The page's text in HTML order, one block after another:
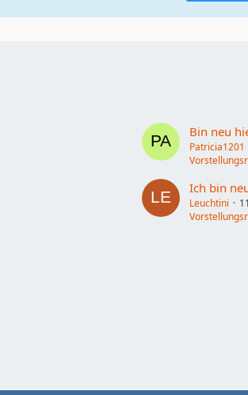
Bin neu
Patricia1201
Ich bin
Leuchtini